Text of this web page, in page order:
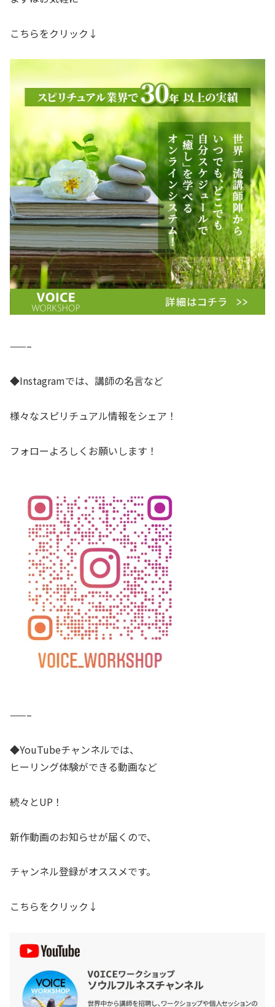
こちらをクリック↓
——–
◆Instagramでは、講師の名言など
様々なスピリチュアル情報をシェア！
フォローよろしくお願いします！
——–
◆YouTubeチャンネルでは、
ヒーリング体験ができる動画など
続々とUP！
新作動画のお知らせが届くので、
チャンネル登録がオススメです。
こちらをクリック↓